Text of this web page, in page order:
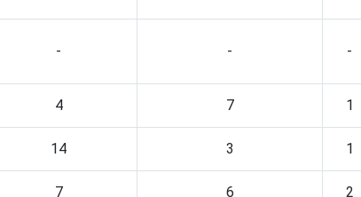
- - -
4 7 1
14 3 1
7 6 2